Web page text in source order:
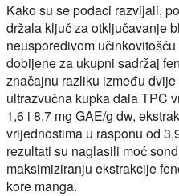
Kako su se podaci razvijali,
držala ključ za otključavanje
neusporedivom
dobijene za ukupni sadržaj
značajnu razliku između
ultrazvučna kupka dala TPC
1,6 i 8,7 mg GAE/g dw,
vrijednostima u rasponu od
rezultati su naglasili moć
maksimiziranju ekstrakcije
kore manga.